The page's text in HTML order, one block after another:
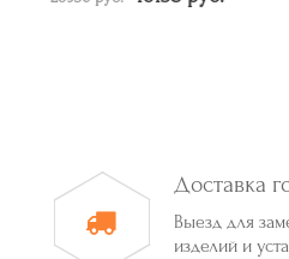
Доставка
Выезд для
изделий и